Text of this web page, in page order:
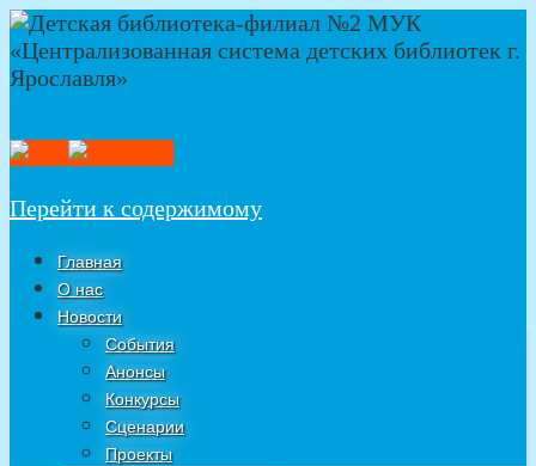
Перейти к содержимому
Главная
О нас
Новости
События
Анонсы
Конкурсы
Сценарии
Проекты